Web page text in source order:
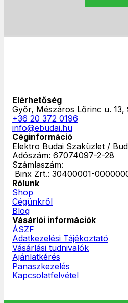
Elérhetőség
Győr, Mészáros Lőrinc u. 13,
+36 20 372 0196
info@ebudai.hu
Céginformáció
Elektro Budai Szaküzlet /
Adószám: 67074097-2-28
Számlaszám:
Binx Zrt.: 30400001-
Rólunk
Shop
Cégünkről
Blog
Vásárlói információk
ÁSZF
Adatkezelési Tájékoztató
Vásárlási tudnivalók
Ajánlatkérés
Panaszkezelés
Kapcsolatfelvétel